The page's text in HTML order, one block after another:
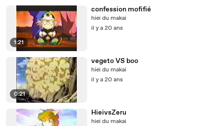
1:21
confession mofifié
hiei du makai
il y a 20 ans
0:21
vegeto VS boo
hiei du makai
il y a 20 ans
HieivsZeru
hiei du makai